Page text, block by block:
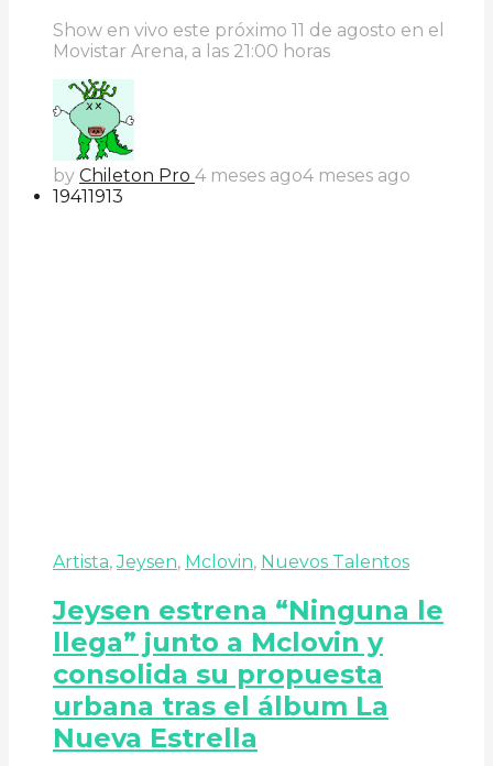
Show en vivo este próximo 11 de agosto en el
Movistar Arena, a las 21:00 horas
by Chileton Pro 4 meses ago4 meses ago
19411913
Artista,Jeysen, Mclovin, Nuevos Talentos
Jeysen estrena “Ninguna le
llega” junto a Mclovin y
consolida su propuesta
urbana tras el álbum La
Nueva Estrella